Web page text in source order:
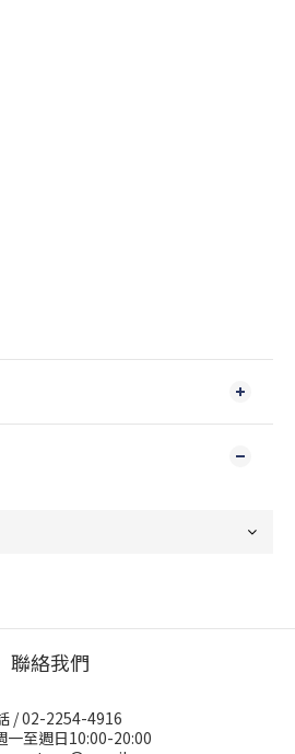
聯絡我們
/ 02-2254-4916
一至週日10:00-20:00